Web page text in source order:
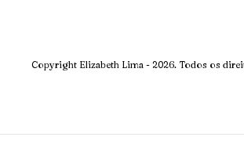
Copyright Elizabeth Lima - 2026. Todos os